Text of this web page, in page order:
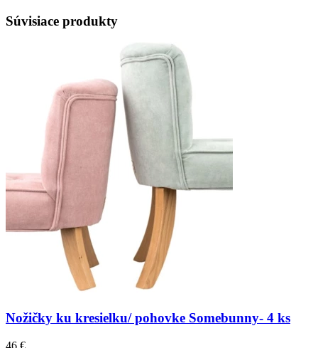
Súvisiace produkty
Nožičky ku kresielku/ pohovke Somebunny- 4 ks
46 €